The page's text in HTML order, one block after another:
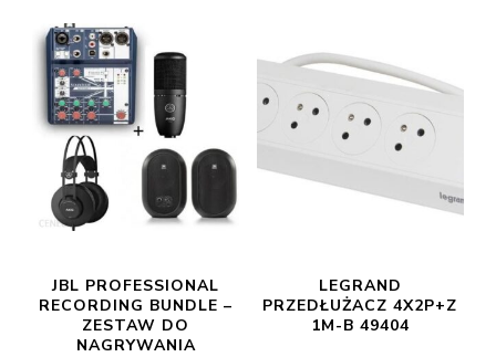
JBL PROFESSIONAL
RECORDING BUNDLE –
ZESTAW DO
NAGRYWANIA
LEGRAND
PRZEDŁUŻACZ 4X2P+Z
1M-B 49404